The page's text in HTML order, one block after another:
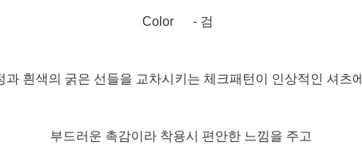
Color - 검
과 흰색의 굵은 선들을 교차시키는 체크패턴이 인상적인 셔츠
부드러운 촉감이라 착용시 편안한 느낌을 주고